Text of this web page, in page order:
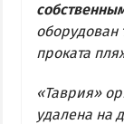
Веб-камеры
Цены на
Горячие
оборудован
проката
«Таврия»
удалена на